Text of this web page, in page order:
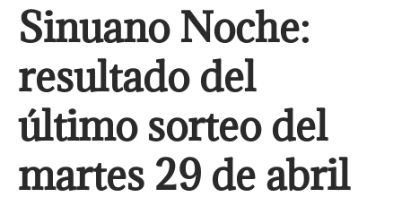
Sinuano Noche:
resultado del
último sorteo del
martes 29 de abril